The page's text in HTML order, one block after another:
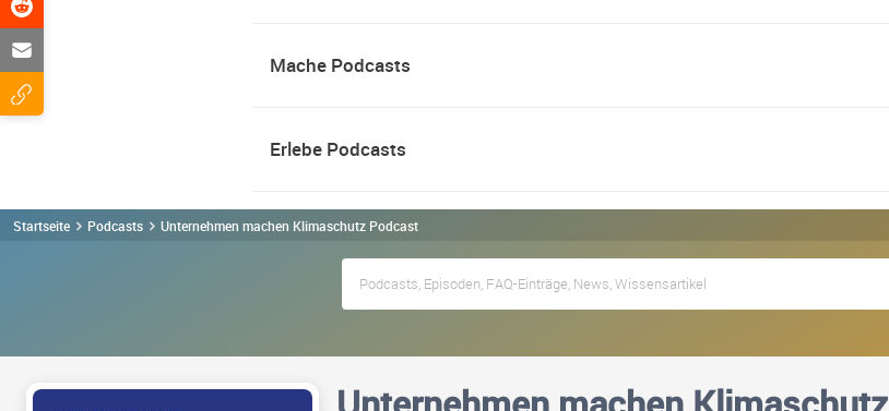
Mache Podcasts
Erlebe Podcasts
Startseite Podcasts Unternehmen machen Klimaschutz Podcast